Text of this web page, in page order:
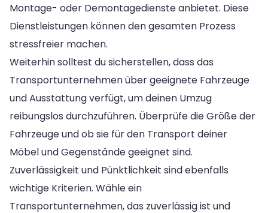
Montage- oder Demontagedienste anbietet. Diese
Dienstleistungen können den gesamten Prozess
stressfreier machen.
Weiterhin solltest du sicherstellen, dass das
Transportunternehmen über geeignete Fahrzeuge
und Ausstattung verfügt, um deinen Umzug
reibungslos durchzuführen. Überprüfe die Größe der
Fahrzeuge und ob sie für den Transport deiner
Möbel und Gegenstände geeignet sind.
Zuverlässigkeit und Pünktlichkeit sind ebenfalls
wichtige Kriterien. Wähle ein
Transportunternehmen, das zuverlässig ist und